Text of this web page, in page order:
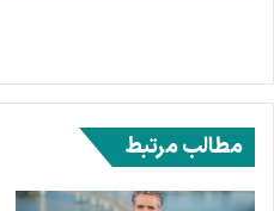
مطالب مرتبط